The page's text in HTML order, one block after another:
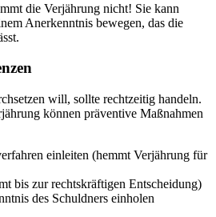
die Verjährung nicht! Sie kann
Anerkenntnis bewegen, das die
will, sollte rechtzeitig handeln.
können präventive Maßnahmen
einleiten (hemmt Verjährung für
bis zur rechtskräftigen Entscheidung)
des Schuldners einholen